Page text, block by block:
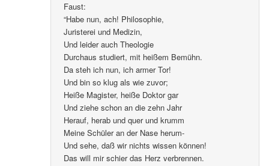
Faust:
“Habe nun, ach! Philosophie,
Juristerei und Medizin,
Und leider auch Theologie
Durchaus studiert, mit heißem Bemühn.
Da steh ich nun, ich armer Tor!
Und bin so klug als wie zuvor;
Heiße Magister, heiße Doktor gar
Und ziehe schon an die zehn Jahr
Herauf, herab und quer und krumm
Meine Schüler an der Nase herum-
Und sehe, daß wir nichts wissen können!
Das will mir schier das Herz verbrennen.